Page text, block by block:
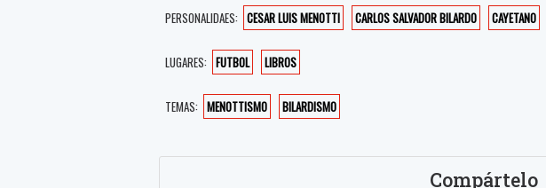
PERSONALIDAES: CESAR LUIS MENOTTI CARLOS SALVADOR BILARDO CAYETANO
LUGARES: FUTBOL LIBROS
TEMAS: MENOTTISMO BILARDISMO
Compártelo